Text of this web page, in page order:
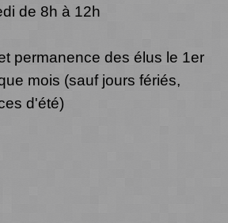
de 8h à 12h
permanence des élus le 1er
mois (sauf jours fériés,
d'été)